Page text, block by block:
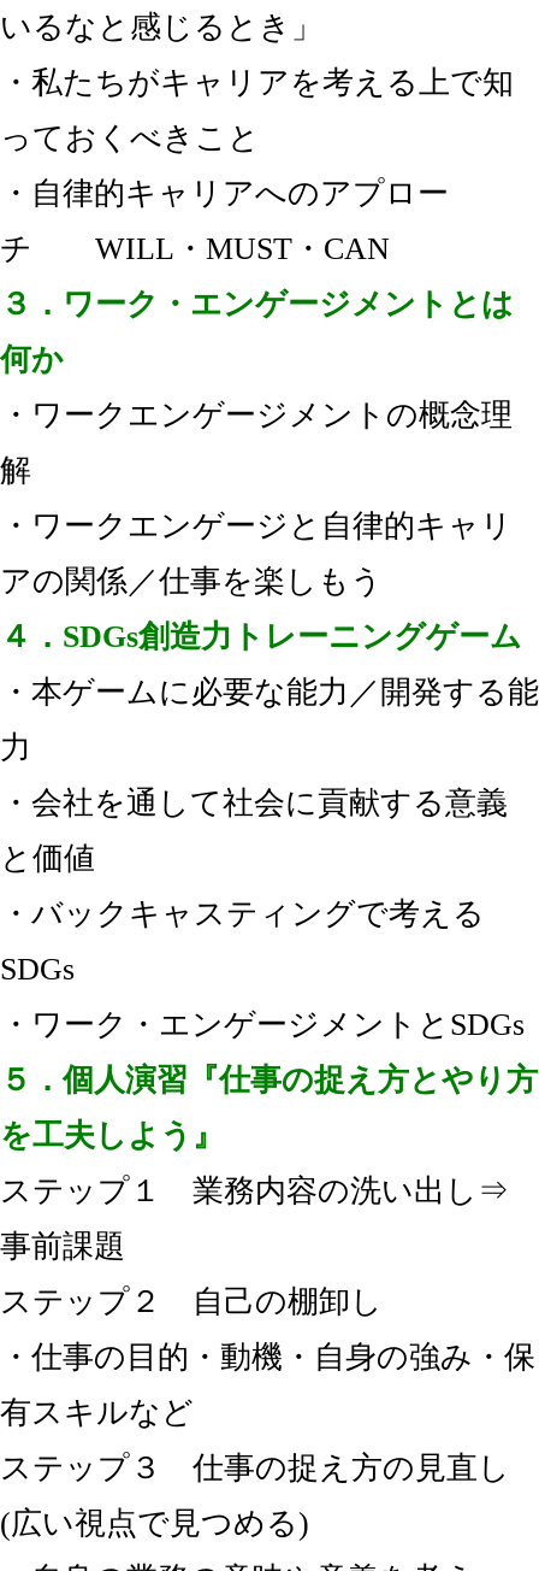
いるなと感じるとき」
・私たちがキャリアを考える上で知
っておくべきこと
・自律的キャリアへのアプロー
チ WILL・MUST・CAN
３．ワーク・エンゲージメントとは
何か
・ワークエンゲージメントの概念理
解
・ワークエンゲージと自律的キャリ
アの関係／仕事を楽しもう
４．SDGs創造力トレーニングゲーム
・本ゲームに必要な能力／開発する能
力
・会社を通して社会に貢献する意義
と価値
・バックキャスティングで考える
SDGs
・ワーク・エンゲージメントとSDGs
５．個人演習『仕事の捉え方とやり方
を工夫しよう』
ステップ１ 業務内容の洗い出し⇒
事前課題
ステップ２ 自己の棚卸し
・仕事の目的・動機・自身の強み・保
有スキルなど
ステップ３ 仕事の捉え方の見直し
(広い視点で見つめる)